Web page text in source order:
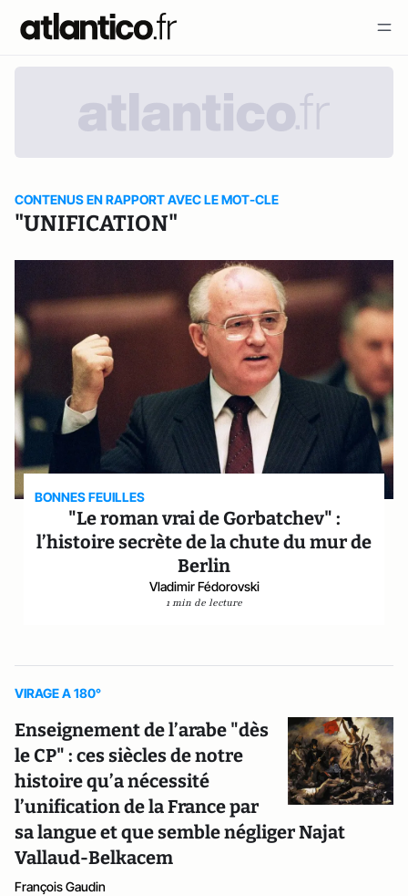
CONTENUS EN RAPPORT AVEC LE MOT-CLE
"UNIFICATION"
BONNES FEUILLES
"Le roman vrai de Gorbatchev" :
l’histoire secrète de la chute du mur de
Berlin
Vladimir Fédorovski
1 min de lecture
VIRAGE A 180°
Enseignement de l’arabe "dès
le CP" : ces siècles de notre
histoire qu’a nécessité
l’unification de la France par
sa langue et que semble négliger Najat
Vallaud-Belkacem
François Gaudin